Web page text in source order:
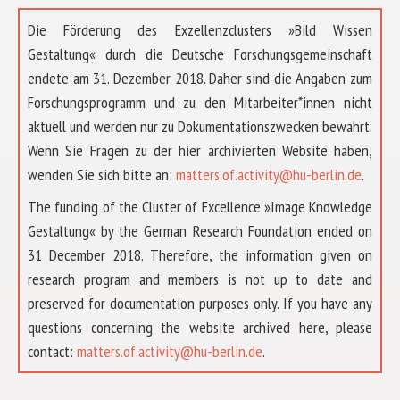
Die Förderung des Exzellenzclusters »Bild Wissen
Gestaltung« durch die Deutsche Forschungsgemeinschaft
endete am 31. Dezember 2018. Daher sind die Angaben zum
Forschungsprogramm und zu den Mitarbeiter*innen nicht
aktuell und werden nur zu Dokumentationszwecken bewahrt.
Wenn Sie Fragen zu der hier archivierten Website haben,
wenden Sie sich bitte an: matters.of.activity@hu-berlin.de.
The funding of the Cluster of Excellence »Image Knowledge
Gestaltung« by the German Research Foundation ended on
31 December 2018. Therefore, the information given on
research program and members is not up to date and
preserved for documentation purposes only. If you have any
questions concerning the website archived here, please
contact: matters.of.activity@hu-berlin.de.
ÜBER UNS